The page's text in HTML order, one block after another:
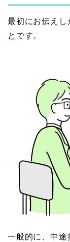
最初にお伝えし
と です。
一般的に、中途